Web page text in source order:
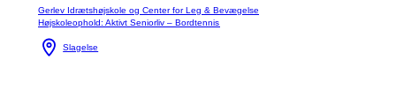
Gerlev Idrætshøjskole og Center for Leg & Bevægelse
Højskoleophold: Aktivt Seniorliv – Bordtennis
Slagelse